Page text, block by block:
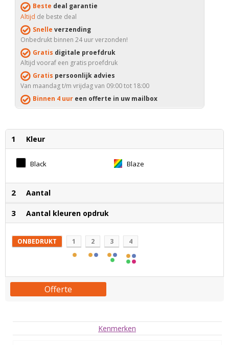
Beste deal garantie
Altijd de beste deal
Snelle verzending
Onbedrukt binnen 24 uur verzonden!
Gratis digitale proefdruk
Altijd vooraf een gratis proefdruk
Gratis persoonlijk advies
Van maandag t/m vrijdag van 09:00 tot 18:00
Binnen 4 uur een offerte in uw mailbox
1 Kleur
Black Blaze
2 Aantal
3 Aantal kleuren opdruk
ONBEDRUKT 1 2 3 4
Offerte
Kenmerken